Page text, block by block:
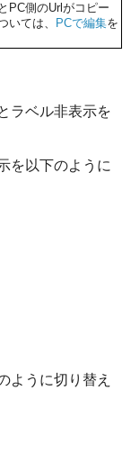
PC側のUrlがコピー
いては、
PCで編集を
ラベル非表示を
を以下のように
ように切り替え